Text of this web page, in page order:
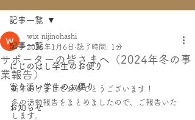
記事一覧
にじのはし学生のお便り
寄り添い学生のお便り
お知らせ
記事一覧
サポーターの皆さまへ（2024年冬の事
業報告）
wix nijinohashi
2025年1月6日 読了時間: 1分
新年あけましておめでとうございます！
冬の活動報告をまとめましたので、ご報告いた
します。